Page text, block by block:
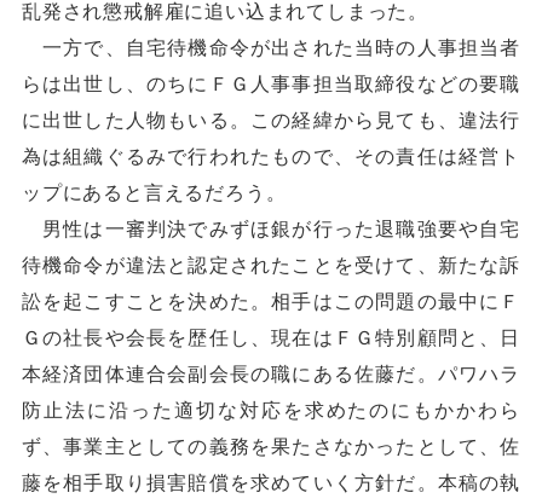
乱発され懲戒解雇に追い込まれてしまった。
一方で、自宅待機命令が出された当時の人事担当者
らは出世し、のちにＦＧ人事事担当取締役などの要職
に出世した人物もいる。この経緯から見ても、違法行
為は組織ぐるみで行われたもので、その責任は経営ト
ップにあると言えるだろう。
男性は一審判決でみずほ銀が行った退職強要や自宅
待機命令が違法と認定されたことを受けて、新たな訴
訟を起こすことを決めた。相手はこの問題の最中にＦ
Ｇの社長や会長を歴任し、現在はＦＧ特別顧問と、日
本経済団体連合会副会長の職にある佐藤だ。パワハラ
防止法に沿った適切な対応を求めたのにもかかわら
ず、事業主としての義務を果たさなかったとして、佐
藤を相手取り損害賠償を求めていく方針だ。本稿の執